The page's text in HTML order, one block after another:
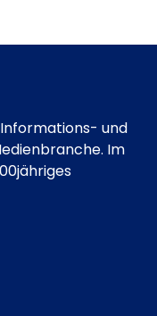
Informations- und
Im